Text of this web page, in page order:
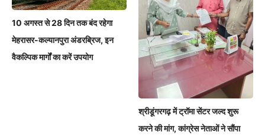
10 अगस्त से 28 दिन तक बंद रहेगा
मेहरासर-कल्यानपुरा अंडरब्रिज, इन
वैकल्पिक मार्गों का करें उपयोग
श्रीडूंगरगढ़ में ट्रॉमा सेंटर जल्द शुरू
करने की मांग, कांग्रेस नेताओं ने सौंपा